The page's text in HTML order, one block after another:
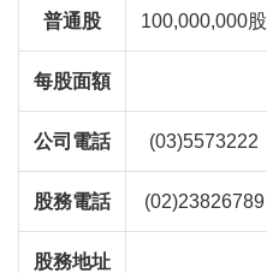
普通股 100,000,000股
每股面額
公司電話 (03)5573222
股務電話 (02)23826789
股務地址